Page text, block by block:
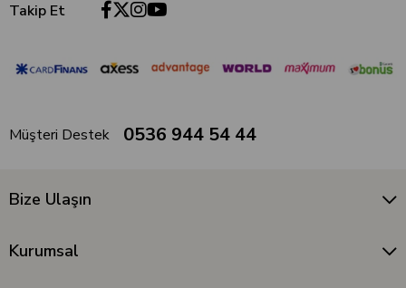
Takip Et
Müşteri Destek 0536 944 54 44
Bize Ulaşın
Kurumsal